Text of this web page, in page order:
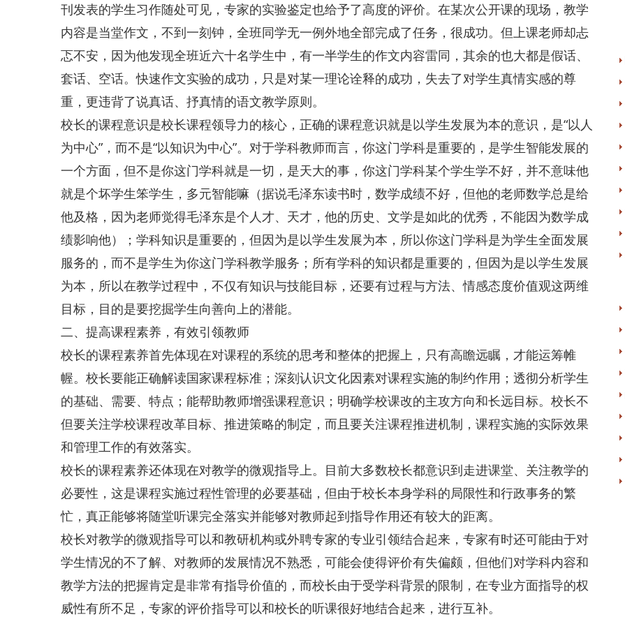
刊发表的学生习作随处可见，专家的实验鉴定也给予了高度的评价。在某次公开课的现场，教学
内容是当堂作文，不到一刻钟，全班同学无一例外地全部完成了任务，很成功。但上课老师却忐
忑不安，因为他发现全班近六十名学生中，有一半学生的作文内容雷同，其余的也大都是假话、
套话、空话。快速作文实验的成功，只是对某一理论诠释的成功，失去了对学生真情实感的尊
重，更违背了说真话、抒真情的语文教学原则。
校长的课程意识是校长课程领导力的核心，正确的课程意识就是以学生发展为本的意识，是“以人
为中心”，而不是“以知识为中心”。对于学科教师而言，你这门学科是重要的，是学生智能发展的
一个方面，但不是你这门学科就是一切，是天大的事，你这门学科某个学生学不好，并不意味他
就是个坏学生笨学生，多元智能嘛（据说毛泽东读书时，数学成绩不好，但他的老师数学总是给
他及格，因为老师觉得毛泽东是个人才、天才，他的历史、文学是如此的优秀，不能因为数学成
绩影响他）；学科知识是重要的，但因为是以学生发展为本，所以你这门学科是为学生全面发展
服务的，而不是学生为你这门学科教学服务；所有学科的知识都是重要的，但因为是以学生发展
为本，所以在教学过程中，不仅有知识与技能目标，还要有过程与方法、情感态度价值观这两维
目标，目的是要挖掘学生向善向上的潜能。
二、提高课程素养，有效引领教师
校长的课程素养首先体现在对课程的系统的思考和整体的把握上，只有高瞻远瞩，才能运筹帷
幄。校长要能正确解读国家课程标准；深刻认识文化因素对课程实施的制约作用；透彻分析学生
的基础、需要、特点；能帮助教师增强课程意识；明确学校课改的主攻方向和长远目标。校长不
但要关注学校课程改革目标、推进策略的制定，而且要关注课程推进机制，课程实施的实际效果
和管理工作的有效落实。
校长的课程素养还体现在对教学的微观指导上。目前大多数校长都意识到走进课堂、关注教学的
必要性，这是课程实施过程性管理的必要基础，但由于校长本身学科的局限性和行政事务的繁
忙，真正能够将随堂听课完全落实并能够对教师起到指导作用还有较大的距离。
校长对教学的微观指导可以和教研机构或外聘专家的专业引领结合起来，专家有时还可能由于对
学生情况的不了解、对教师的发展情况不熟悉，可能会使得评价有失偏颇，但他们对学科内容和
教学方法的把握肯定是非常有指导价值的，而校长由于受学科背景的限制，在专业方面指导的权
威性有所不足，专家的评价指导可以和校长的听课很好地结合起来，进行互补。